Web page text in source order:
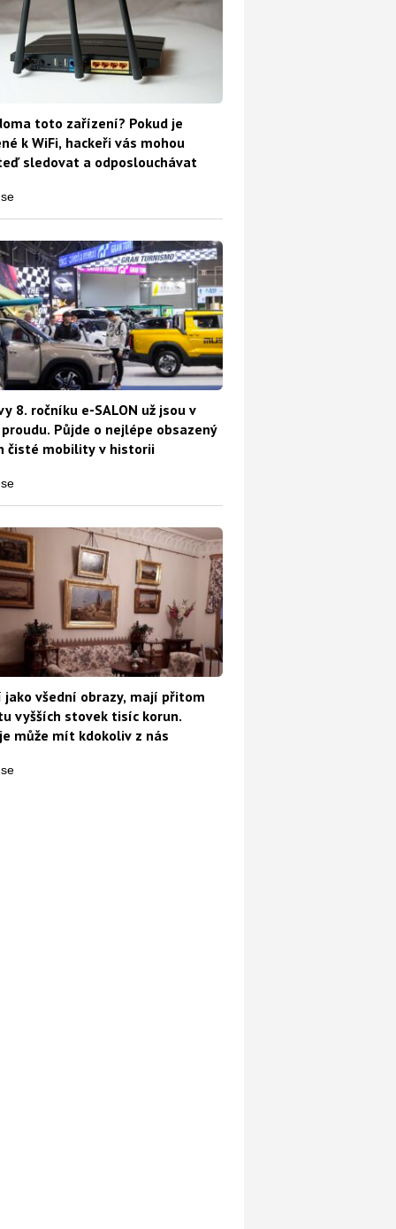
100 000 Kč. Týká se to opravdu velké skupiny Čechů
toto zařízení? Pokud je
k WiFi, hackeři vás mohou
sledovat a odposlouchávat
8. ročníku e-SALON už jsou v
Půjde o nejlépe obsazený
čisté mobility v historii
jako všední obrazy, mají přitom
vyšších stovek tisíc korun.
může mít kdokoliv z nás